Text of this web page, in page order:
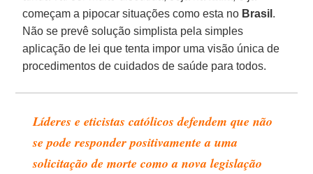
começam a pipocar situações como esta no Brasil .
Não se prevê solução simplista pela simples
aplicação de lei que tenta impor uma visão única de
procedimentos de cuidados de saúde para todos.
Líderes e eticistas católicos defendem que não
se pode responder positivamente a uma
solicitação de morte como a nova legislação